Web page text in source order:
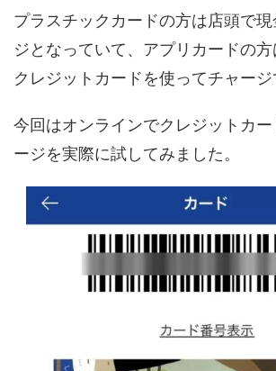
プラスチックカードの方は店頭で
ジとなっていて、アプリカードの
クレジットカードを使ってチャージ
今回はオンラインでクレジットカ
ージを実際に試してみました。